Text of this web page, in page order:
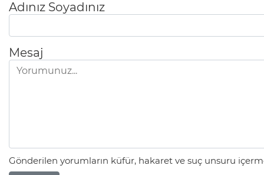
Adınız Soyadınız
Mesaj
Gönderilen yorumların küfür, hakaret ve suç unsuru